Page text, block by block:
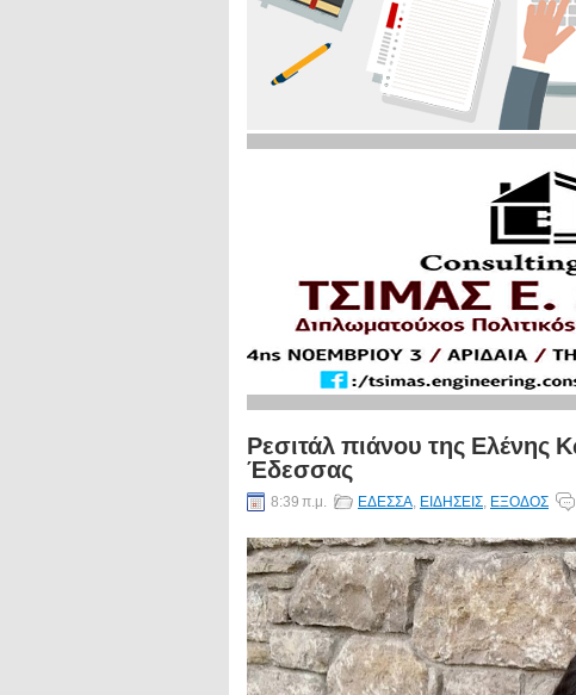
Ρεσιτάλ πιάνου της Ελένης
Έδεσσας
8:39 π.μ. ΕΔΕΣΣΑ, ΕΙΔΗΣΕΙΣ, ΕΞΟΔΟΣ